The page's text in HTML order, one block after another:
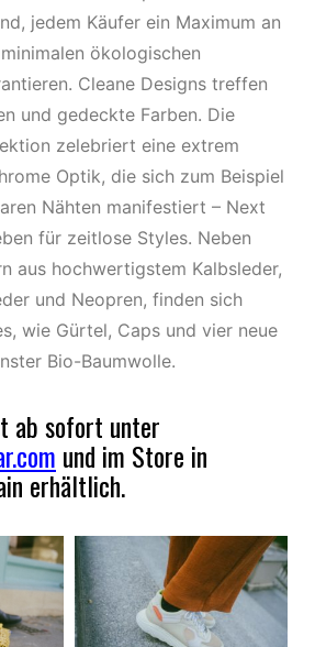
jedem Käufer ein Maximum an
ökologischen
Cleane Designs treffen
und gedeckte Farben. Die
zelebriert eine extrem
Optik, die sich zum Beispiel
Nähten manifestiert – Next
für zeitlose Styles. Neben
aus hochwertigstem Kalbsleder,
und Neopren, finden sich
wie Gürtel, Caps und vier neue
Bio-Baumwolle.
ab sofort unter
und im Store in
erhältlich.